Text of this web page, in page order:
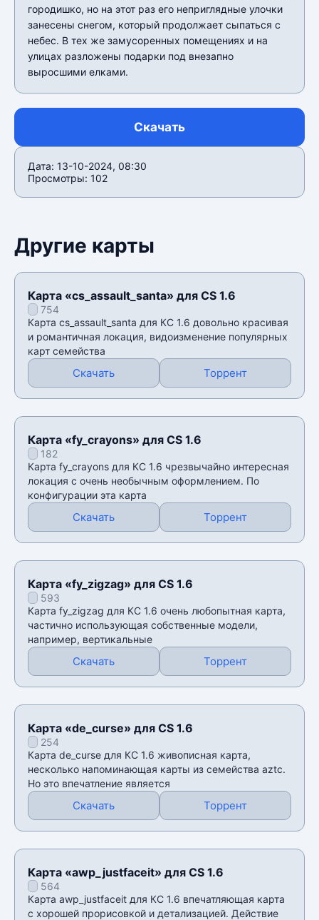
городишко, но на этот раз его неприглядные улочки
занесены снегом, который продолжает сыпаться с
небес. В тех же замусоренных помещениях и на
улицах разложены подарки под внезапно
выросшими елками.
Скачать
Дата: 13-10-2024, 08:30
Просмотры: 102
Другие карты
Карта «cs_assault_santa» для CS 1.6
754
Карта cs_assault_santa для КС 1.6 довольно красивая
и романтичная локация, видоизменение популярных
карт семейства
Скачать Торрент
Карта «fy_crayons» для CS 1.6
182
Карта fy_crayons для КС 1.6 чрезвычайно интересная
локация с очень необычным оформлением. По
конфигурации эта карта
Скачать Торрент
Карта «fy_zigzag» для CS 1.6
593
Карта fy_zigzag для КС 1.6 очень любопытная карта,
частично использующая собственные модели,
например, вертикальные
Скачать Торрент
Карта «de_curse» для CS 1.6
254
Карта de_curse для КС 1.6 живописная карта,
несколько напоминающая карты из семейства aztc.
Но это впечатление является
Скачать Торрент
Карта «awp_justfaceit» для CS 1.6
564
Карта awp_justfaceit для КС 1.6 впечатляющая карта
с хорошей прорисовкой и детализацией. Действие